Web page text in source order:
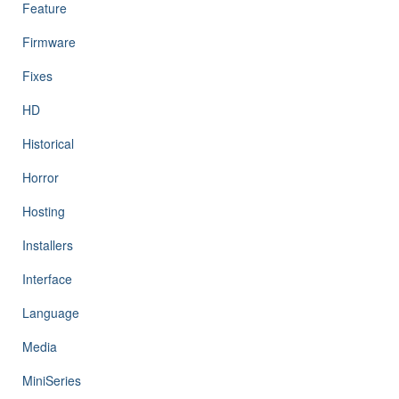
Feature
Firmware
Fixes
HD
Historical
Horror
Hosting
Installers
Interface
Language
Media
MiniSeries